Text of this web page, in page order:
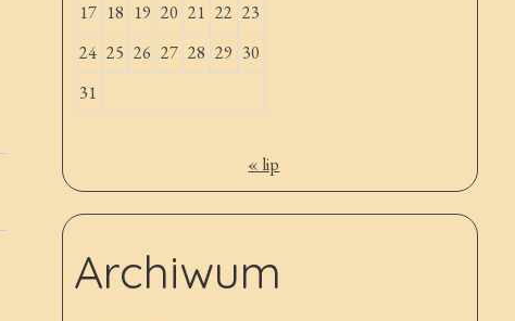
17 18 19 20 21 22 23
24 25 26 27 28 29 30
31
« lip
Archiwum